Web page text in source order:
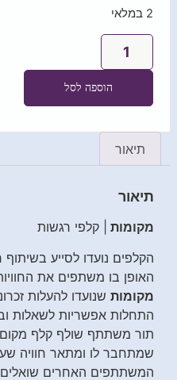
2 במלאי
הוספה לסל
תיאור
תיאור
מקומות
| קלפי רגשות
הקלפים נועדו לסייע בשיתוף
האופן בו משתפים את
מקומותשנועדו להעלות
התחלות אפשריות לשאלות
תור משתתף שולף קלף
שמתחבר לו ומתאר חוויה
המשתתפים האחרים שואלים